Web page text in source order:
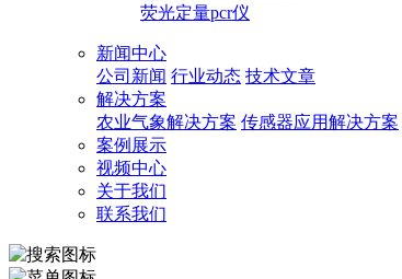
荧光定量pcr仪
新闻中心
公司新闻 行业动态 技术文章
解决方案
农业气象解决方案 传感器应用解决方案
案例展示
视频中心
关于我们
联系我们